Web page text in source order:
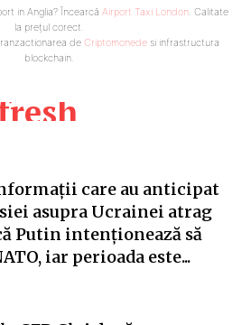
care au anticipat
asupra Ucrainei atrag
Putin intenționează să
iar perioada este...
in Anglia? Încearcă Airport Taxi London. Calitate
la prețul corect.
de Criptomonede si infrastructura
blockchain.